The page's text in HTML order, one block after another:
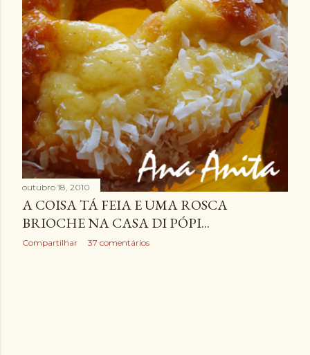
outubro 18, 2010
A COISA TÁ FEIA E UMA ROSCA
BRIOCHE NA CASA DI PÓPI...
Compartilhar 37 comentários